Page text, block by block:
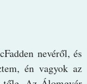
nevéről, és
én vagyok az